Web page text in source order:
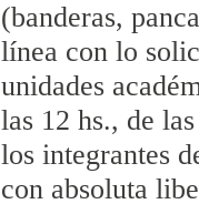
(banderas,
línea con lo
unidades
las 12 hs., de
los integrantes
con absoluta